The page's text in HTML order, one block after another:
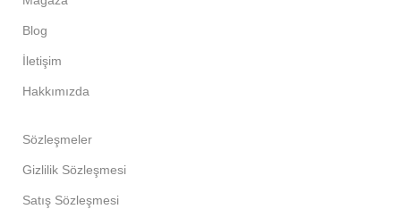
Blog
İletişim
Hakkımızda
Sözleşmeler
Gizlilik Sözleşmesi
Satış Sözleşmesi